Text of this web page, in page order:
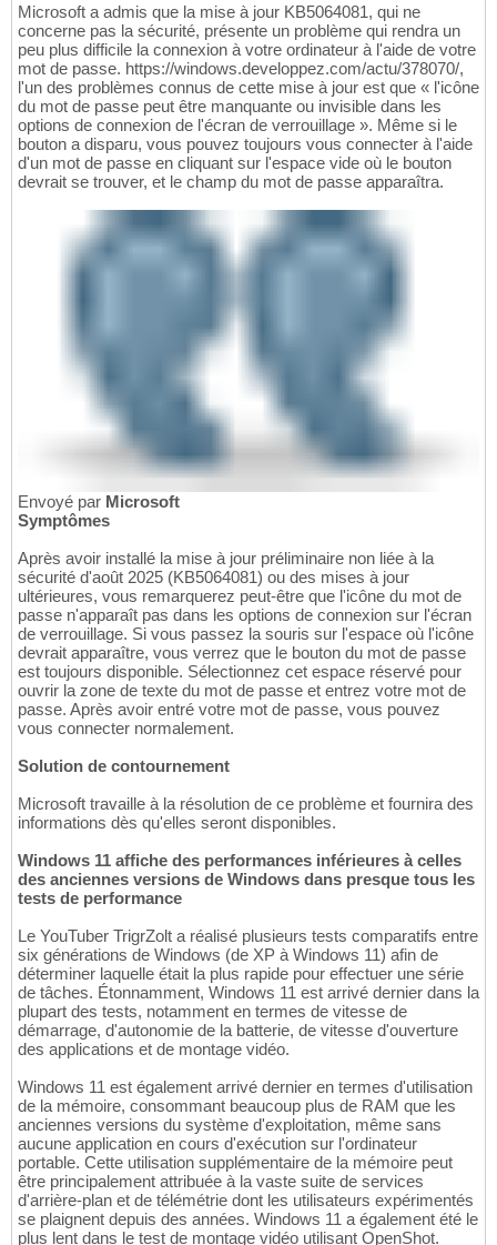
Microsoft a admis que la mise à jour KB5064081, qui ne
concerne pas la sécurité, présente un problème qui rendra un
peu plus difficile la connexion à votre ordinateur à l'aide de votre
mot de passe. https://windows.developpez.com/actu/378070/,
l'un des problèmes connus de cette mise à jour est que « l'icône
du mot de passe peut être manquante ou invisible dans les
options de connexion de l'écran de verrouillage ». Même si le
bouton a disparu, vous pouvez toujours vous connecter à l'aide
d'un mot de passe en cliquant sur l'espace vide où le bouton
devrait se trouver, et le champ du mot de passe apparaîtra.
Envoyé par Microsoft
Symptômes
Après avoir installé la mise à jour préliminaire non liée à la
sécurité d'août 2025 (KB5064081) ou des mises à jour
ultérieures, vous remarquerez peut-être que l'icône du mot de
passe n'apparaît pas dans les options de connexion sur l'écran
de verrouillage. Si vous passez la souris sur l'espace où l'icône
devrait apparaître, vous verrez que le bouton du mot de passe
est toujours disponible. Sélectionnez cet espace réservé pour
ouvrir la zone de texte du mot de passe et entrez votre mot de
passe. Après avoir entré votre mot de passe, vous pouvez
vous connecter normalement.
Solution de contournement
Microsoft travaille à la résolution de ce problème et fournira des
informations dès qu'elles seront disponibles.
Windows 11 affiche des performances inférieures à celles
des anciennes versions de Windows dans presque tous les
tests de performance
Le YouTuber TrigrZolt a réalisé plusieurs tests comparatifs entre
six générations de Windows (de XP à Windows 11) afin de
déterminer laquelle était la plus rapide pour effectuer une série
de tâches. Étonnamment, Windows 11 est arrivé dernier dans la
plupart des tests, notamment en termes de vitesse de
démarrage, d'autonomie de la batterie, de vitesse d'ouverture
des applications et de montage vidéo.
Windows 11 est également arrivé dernier en termes d'utilisation
de la mémoire, consommant beaucoup plus de RAM que les
anciennes versions du système d'exploitation, même sans
aucune application en cours d'exécution sur l'ordinateur
portable. Cette utilisation supplémentaire de la mémoire peut
être principalement attribuée à la vaste suite de services
d'arrière-plan et de télémétrie dont les utilisateurs expérimentés
se plaignent depuis des années. Windows 11 a également été le
plus lent dans le test de montage vidéo utilisant OpenShot.